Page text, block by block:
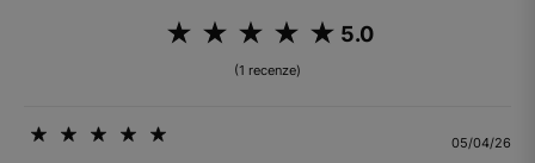
5.0
(1 recenze)
05/04/26